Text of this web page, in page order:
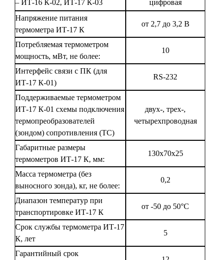
– ИТ-16 К-02, ИТ-17 К-03
цифровая
Напряжение питания
термометра ИТ-17 К
от 2,7 до 3,2 В
Потребляемая термометром
мощность, мВт, не более:
10
Интерфейс связи с ПК (для
ИТ-17 К-01)
RS-232
Поддерживаемые термометром
ИТ-17 К-01 схемы подключения
термопреобразователей
(зондом) сопротивления (ТС)
двух-, трех-,
четырехпроводная
Габаритные размеры
термометров ИТ-17 К, мм:
130x70x25
Масса термометра (без
выносного зонда), кг, не более:
0,2
Диапазон температур при
транспортировке ИТ-17 К
от -50 до 50°С
Срок службы термометра ИТ-17
К, лет
5
Гарантийный срок